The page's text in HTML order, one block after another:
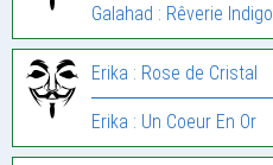
Galahad : Rêverie Indigo
Erika : Rose de Cristal
Erika : Un Coeur En Or